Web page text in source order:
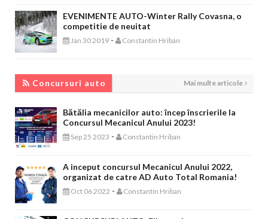
EVENIMENTE AUTO-Winter Rally Covasna, o
competitie de neuitat
Jan 30 2019 - Constantin Hriban
Concursuri auto Mai multe articole
Bătălia mecanicilor auto: încep înscrierile la
Concursul Mecanicul Anului 2023!
Sep 25 2023 - Constantin Hriban
A inceput concursul Mecanicul Anului 2022,
organizat de catre AD Auto Total Romania!
Oct 06 2022 - Constantin Hriban